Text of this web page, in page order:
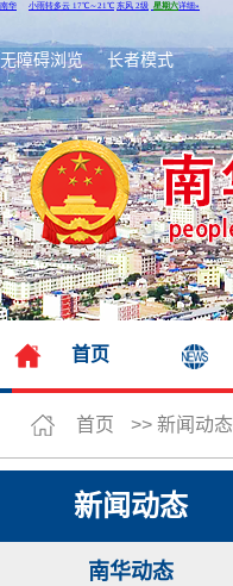
无障碍浏览 长者模式
首页
首页 >> 新闻动态
新闻动态
南华动态